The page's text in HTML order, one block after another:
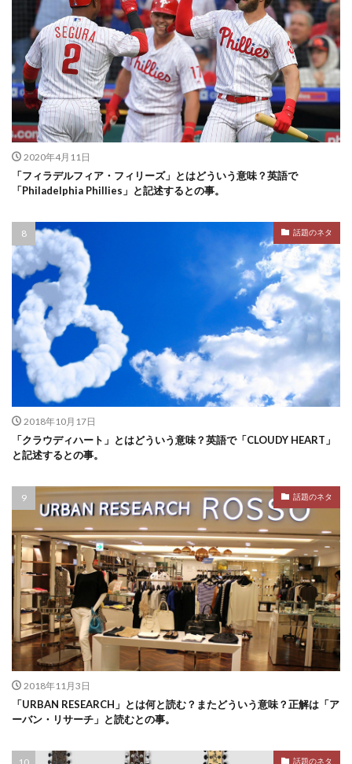
2020年4月11日
「フィラデルフィア・フィリーズ」とはどういう意味？英語で
「Philadelphia Phillies」と記述するとの事。
話題のネタ
2018年10月17日
「クラウディハート」とはどういう意味？英語で「CLOUDY HEART」
と記述するとの事。
話題のネタ
2018年11月3日
「URBAN RESEARCH」とは何と読む？またどういう意味？正解は「ア
ーバン・リサーチ」と読むとの事。
話題のネタ